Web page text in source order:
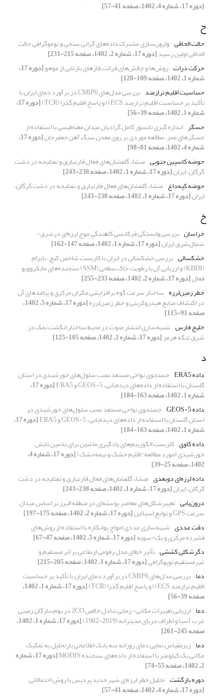
[دوره 17، شماره 4، 1402، صفحه 41-57]
ح
حالت الحاقی وارون‌سازی مشترک داده‌های گرانی سنجی و توموگرافی حالت
الحاقی اولین رسید[دوره 17، شماره 2، 1402، صفحه 215-231]
حرکت ذرات روش‌ها و چالش‌های قرائت فازهای بازتابی از موهو [دوره 17،
شماره 1، 1402، صفحه 109-128]
حساسیت اقلیم ترازمند
بررسی مدل‌های CMIP6 در برآورد دمای ایران با
تأکید بر حساسیت اقلیم ترازمند ECS)) و پاسخ اقلیم گذرا (TCR) [دوره 17،
شماره 1، 1402، صفحه 39-56]
حسگر اندازه گیری تانسور کامل گرادیان میدان مغناطیسی با استفاده از
حسگرهای ممز، مطالعه موردی بر روی معدن سنگ آهن جعفرخان [دوره 17،
شماره 4، 1402، صفحه 81-98]
حوضه کاسپین جنوبی منشاء گلفشان‌های فعال قارنیارق و نفتلیجه در دشت
گرگان، ایران[دوره 17، شماره 1، 1402، صفحه 238-243]
حوضه کپه‌داغ منشاء گلفشان‌های فعال قارنیارق و نفتلیجه در دشت گرگان،
ایران[دوره 17، شماره 1، 1402، صفحه 238-243]
خ
خراسان بررسی وابستگی فرکانسی ﻛﺎﻫﻨﺪﮔﻲ موج لرزه‌ای درشرق-
شمال‌شرق ایران[دوره 17، شماره 1، 1402، صفحه 147-162]
خشکسالی بررسی خشکسالی در ایران با کاربست شاخص کیچ – بایرام
(KBDI) و ارزیابی آن با رطوبت خاک سطحی (SSM) سنجنده‌های مایکروویو
فعال[دوره 17، شماره 2، 1402، صفحه 233-255]
خطر زمین‌لرزه ساختار سرعت گوه برافزایشی مکران مرکزی و پیامدهای آن
در اکتشاف منابع هیدروکربنی و خطر زمین‌لرزه [دوره 17، شماره 5، 1402،
صفحه 91-115]
خلیج فارس شبیه‌سازی انتشار صوت در محیط ساختار انگشت نمک در
شرق تنگه هرمز[دوره 17، شماره 2، 1402، صفحه 105-125]
د
داده ERA5 جستجوی نواحی مستعد نصب سلول‌های خورشیدی در استان
گلستان با استفاده از داده‌های دیده‌بانی، GEOS-5 و ERA5 [دوره 17،
شماره 1، 1402، صفحه 163-184]
داده GEOS-5
جستجوی نواحی مستعد نصب سلول‌های خورشیدی در
استان گلستان با استفاده از داده‌های دیده‌بانی، GEOS-5 و ERA5 [دوره 17،
شماره 1، 1402، صفحه 163-184]
داده کاوی کاربست الگوریتم‌های یادگیری ماشین برای تخمین تابش
خورشیدی (مورد مطالعه: اقلیم خشک و نیمه‌خشک) [دوره 17، شماره 4،
1402، صفحه 25-39]
داده لرزه‌ای دوبعدی منشاء گلفشان‌های فعال قارنیارق و نفتلیجه در دشت
گرگان، ایران[دوره 17، شماره 1، 1402، صفحه 238-243]
درون‌یابی تغییرشکل‌های معاصر پوسته‌ای در منطقه البرز بر اساس میدان
سرعت GPS و توابع اسپلاین
[دوره 17، شماره 2، 1402، صفحه 175-197]
دقت عددی شبیه‌سازی عددی امواج پوانکاره با استفاده از روش‌های
فشرده مرکزی و یک-سویه[دوره 17، شماره 5، 1402، صفحه 47-67]
دگرشکلی کششی تأثیر خطای مدل رقومی ارتفاعی بر اثر مستقیم و
غیرمستقیم توپوگرافی[دوره 17، شماره 1، 1402، صفحه 205-215]
دما
بررسی مدل‌های CMIP6 در برآورد دمای ایران با تأکید بر حساسیت
اقلیم ترازمند ECS)) و پاسخ اقلیم گذرا (TCR) [دوره 17، شماره 1، 1402،
صفحه 39-56]
دما
ارزیابی تغییرات مکانی- زمانی تبادل خالص 2CO در بوم‌سازگان زمینی
غرب آسیا و اطراف دریای مدیترانه (2019-1982) [دوره 17، شماره 1، 1402،
صفحه 245-261]
دما ریزمقیاس نمایی دمای روزانه سه بانک اطلاعاتی بازتحلیل به تفکیک
مکانی یک کیلومتر با استفاده از داده‌های سنجنده MODIS [دوره 17، شماره
2، 1402، صفحه 55-74]
دوره بازگشت تحلیل خطر لرزه‌ای شهر جدید پردیس با روش احتمالاتی
[دوره 17، شماره 4، 1402، صفحه 41-57]